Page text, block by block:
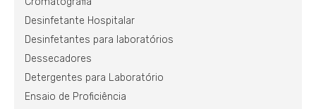
Desinfetante Hospitalar
Desinfetantes para laboratórios
Dessecadores
Detergentes para Laboratório
Ensaio de Proficiência